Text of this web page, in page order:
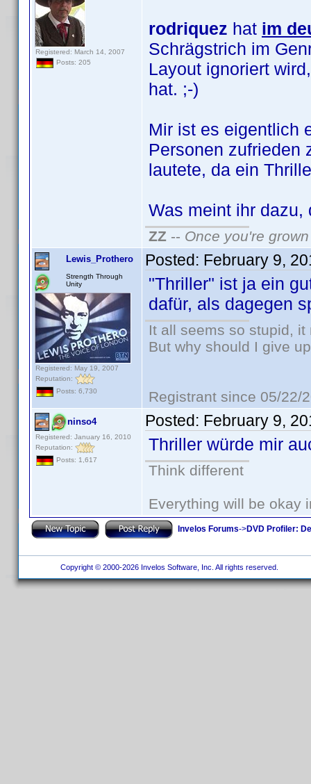
Registered: March 14, 2007
Posts: 205
rodriquez hat im
Schrägstrich im
Layout ignoriert
hat. ;-)
Mir ist es eigentlich
Personen zufrieden
lautete, da ein
Was meint ihr dazu,
ZZ -- Once you're
Lewis_Prothero
Strength Through
Unity
Registered: May 19, 2007
Reputation:
Posts: 6,730
Posted: February 9,
"Thriller" ist ja ein
dafür, als dagegen
It all seems so stupid,
But why should I give
Registrant since 05/22/
ninso4
Registered: January 16, 2010
Reputation:
Posts: 1,617
Posted: February 9,
Thriller würde mir
Think different
Everything will be okay
Invelos Forums->DVD Profiler:
Copyright © 2000-2026 Invelos Software, Inc. All rights reserved.